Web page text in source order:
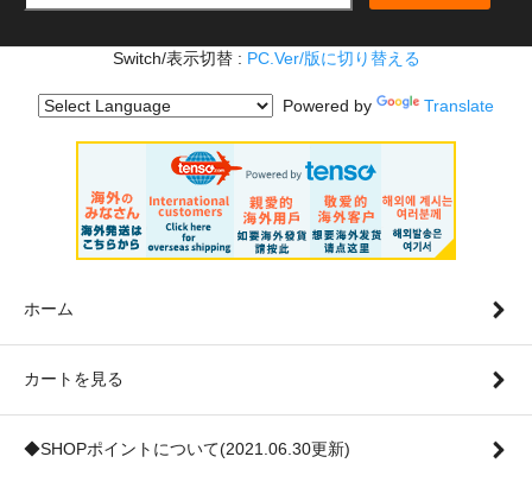
Switch/表示切替 : PC.Ver/版に切り替える
Powered by Translate
ホーム
カートを見る
◆SHOPポイントについて(2021.06.30更新)